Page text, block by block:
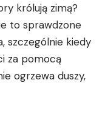
królują ​zimą?
to sprawdzone
szczególnie kiedy
za pomocą
ogrzewa duszy,